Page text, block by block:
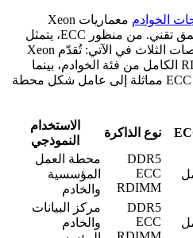
الخوادم
معماريات Xeon
وEPYC وThreadripper PRO بعمق تقني. من منظور ECC، يتمثل
الاختلاف الرئيسي بين هذه المنصات الثلاث في الآتي: تُقدّم Xeon
وEPYC دعم RDIMM/LRDIMM الكامل من فئة الخوادم، بينما
يُحضر Threadripper PRO قدرة ECC مماثلة إلى عامل شكل محطة
نوع الذاكرة
الاستخدام
النموذجي
DDR5
ECC
RDIMM
محطة العمل
المؤسسية
والخادم
DDR5
ECC
مركز البيانات
والخادم